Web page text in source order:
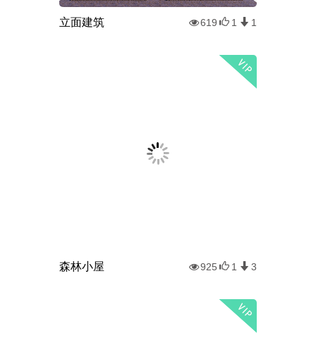
立面建筑 619 1 1
森林小屋 925 1 3